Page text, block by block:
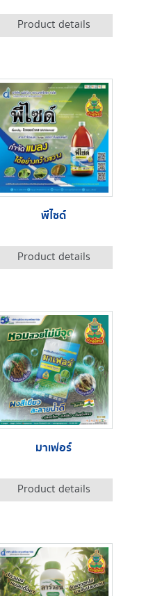
Product details
พีไซด์
Product details
มาเฟอร์
Product details